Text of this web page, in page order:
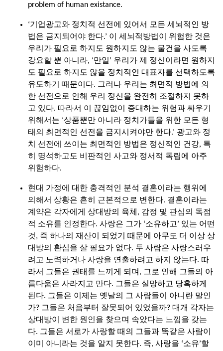
problem of human existance.
‘기업광고와 정치적 선전에 있어서 모든 세뇌적인 방
법은 금지되어야 한다.’ 이 세뇌적방법이 위험한 것은
우리가 필요로 하지도 원하지도 않는 물건을 사도록
강요할 뿐 아니라, ‘만일’ 우리가 제 정신이라면 원하지
도 필요로 하지도 않을 정치적인 대표자를 선택하도록
유도하기 때문이다. 그러나 우리는 최면적 방법에 의
한 선전으로 인해 우리 정신을 완전히 조절하지 못하
고 있다. 따라서 이 끊임없이 증대하는 위험과 싸우기
위해서는 ‘상품뿐만 아니라 정치가들을 위한 모든 형
태의 최면적인 선전을 금지시켜야만 한다.’ 광고와 정
치 선전에 쓰이는 최면적인 방법은 정신적인 건강, 특
히 명석하고도 비판적인 사고와 정서적 독립에 아주
위험하다.
현대 가정에 대한 충격적인 분석 결혼이라는 행위에
의해서 상황은 흔히 근본적으로 변한다. 결혼이라는
계약은 각자에게 상대방의 육체, 감정 및 관심의 독점
적 소유를 인정한다. 사랑은 그가 ‘소유하고’ 있는 어떤
것, 즉 하나의 재산이 되었기 때문에 아무도 더 이상 상
대방의 환심을 살 필요가 없다. 두 사람은 사랑스러우
려고 노력하거나 사랑을 연출하려고 하지 않는다. 따
라서 그들은 권태를 느끼게 되며, 그로 인해 그들의 아
름다움은 사라지고 만다. 그들은 실망하고 당혹하게
된다. 그들은 이제는 옛날의 그 사람들이 아니란 말인
가? 그들은 처음부터 잘못되어 있었을까? 대개 각자는
상대방이 변한 원인을 찾으며 속았다는 느낌을 갖는
다. 그들은 서로가 사랑할 때의 그들과 똑같은 사람이
이미 아니라는 것을 알지 못한다. 즉, 사랑을 ‘소유’할